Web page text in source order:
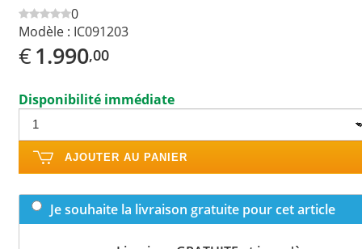
0
Modèle : IC091203
€1.990,00
Disponibilité immédiate
AJOUTER AU PANIER
Je souhaite la livraison gratuite pour cet article